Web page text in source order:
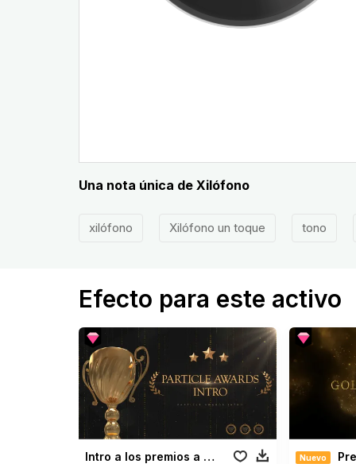
Una nota única de Xilófono
xilófono Xilófono un toque tono
Efecto para este activo
Intro a los premios a las partículas Nuevo